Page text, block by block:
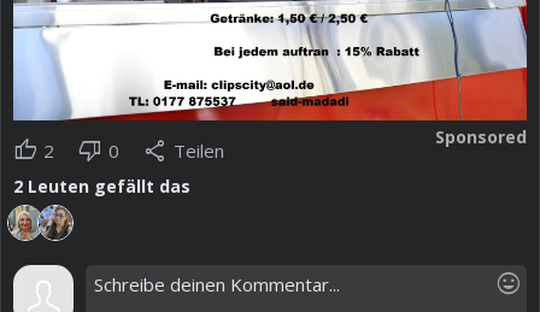
Sponsored
thumb_up 2 thumb_down 0 share Teilen
2 Leuten gefällt das
mood